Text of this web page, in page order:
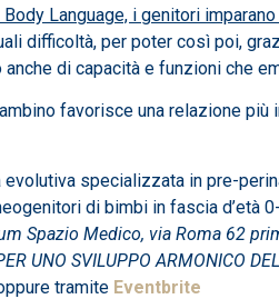
Language, i genitori
difficoltà, per poter così poi,
di capacità e funzioni che
favorisce una relazione
specializzata in pre-
di bimbi in fascia d’età
Spazio Medico, via Roma 62
UNO SVILUPPO ARMONICO
tramite Eventbrite